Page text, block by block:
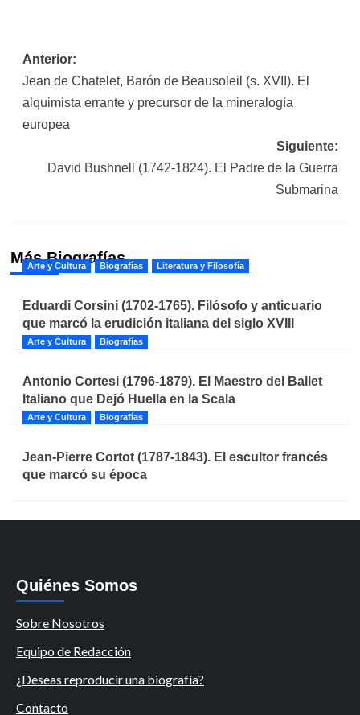
Navegación
de
entradas
Anterior:
Jean de Chatelet, Barón de Beausoleil (s. XVII). El
alquimista errante y precursor de la mineralogía
europea
Siguiente:
David Bushnell (1742-1824). El Padre de la Guerra
Submarina
Más Biografías
Arte y Cultura Biografías Literatura y Filosofía
Eduardi Corsini (1702-1765). Filósofo y anticuario
que marcó la erudición italiana del siglo XVIII
Arte y Cultura Biografías
Antonio Cortesi (1796-1879). El Maestro del Ballet
Italiano que Dejó Huella en la Scala
Arte y Cultura Biografías
Jean-Pierre Cortot (1787-1843). El escultor francés
que marcó su época
Quiénes Somos
Sobre Nosotros
Equipo de Redacción
¿Deseas reproducir una biografía?
Contacto